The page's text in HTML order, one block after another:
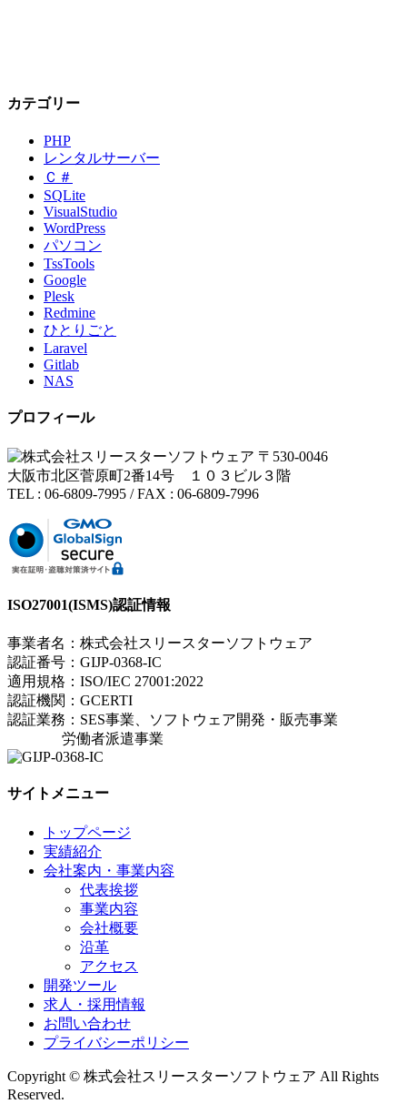
カテゴリー
PHP
レンタルサーバー
Ｃ＃
SQLite
VisualStudio
WordPress
パソコン
TssTools
Google
Plesk
Redmine
ひとりごと
Laravel
Gitlab
NAS
プロフィール
〒530-0046
大阪市北区菅原町2番14号 １０３ビル３階
TEL : 06-6809-7995 / FAX : 06-6809-7996
ISO27001(ISMS)認証情報
事業者名：株式会社スリースターソフトウェア
認証番号：GIJP-0368-IC
適用規格：ISO/IEC 27001:2022
認証機関：GCERTI
認証業務：SES事業、ソフトウェア開発・販売事業
労働者派遣事業
サイトメニュー
トップページ
実績紹介
会社案内・事業内容
代表挨拶
事業内容
会社概要
沿革
アクセス
開発ツール
求人・採用情報
お問い合わせ
プライバシーポリシー
Copyright © 株式会社スリースターソフトウェア All Rights
Reserved.